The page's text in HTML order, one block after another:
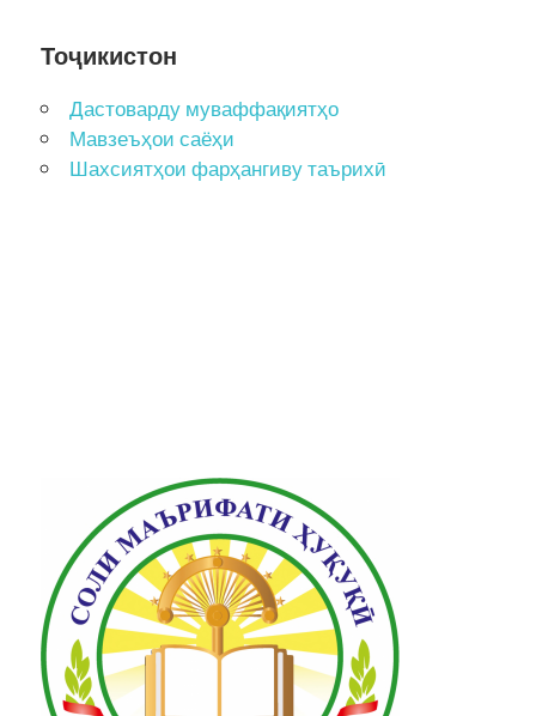
Тоҷикистон
Дастоварду муваффақиятҳо
Мавзеъҳои саёҳи
Шахсиятҳои фарҳангиву таърихӣ